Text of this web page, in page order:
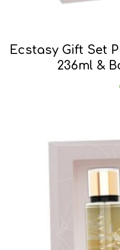
Ecstasy Gift Set
236ml &